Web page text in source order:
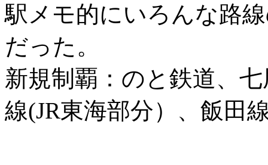
駅メモ的にいろんな路
だった。
新規制覇：のと鉄道、
線(JR東海部分）、飯田